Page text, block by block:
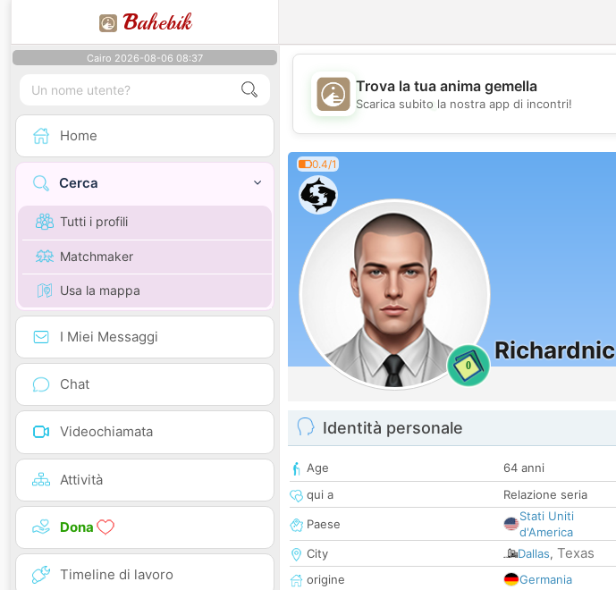
Bahebik
Cairo 2026-08-06 08:37
Home
Cerca
Tutti i profili
Matchmaker
Usa la mappa
I Miei Messaggi
Chat
Videochiamata
Attività
Dona
Timeline di lavoro
💖
Trova la tua anima gemella
Scarica subito la nostra app di incontri!
0.4/1
0
Richardnic
Identità personale
Age
64 anni
qui a
Relazione seria
Paese
Stati Uniti
d'America
City
Dallas, Texas
origine
Germania